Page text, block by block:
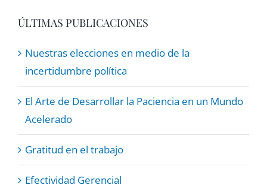
ÚLTIMAS PUBLICACIONES
Nuestras elecciones en medio de la
incertidumbre política
El Arte de Desarrollar la Paciencia en un Mundo
Acelerado
Gratitud en el trabajo
Efectividad Gerencial